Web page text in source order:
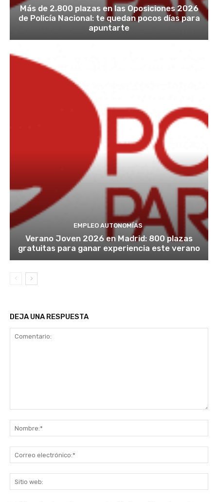
Más de 2.800 plazas en las Oposiciones 2026
de Policía Nacional: te quedan pocos días para
apuntarte
EMPLEO AUTONOMÍAS
Verano Joven 2026 en Madrid: 800 plazas
gratuitas para ganar experiencia este verano
DEJA UNA RESPUESTA